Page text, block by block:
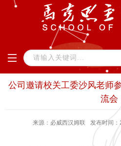
公司邀请校关工委沙风老师
流会
来源：必威西汉姆联 发布时间